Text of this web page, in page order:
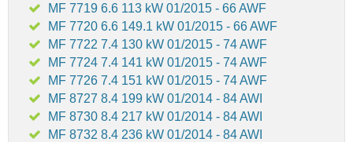
MF 7719 6.6 113 kW 01/2015 - 66 AWF
MF 7720 6.6 149.1 kW 01/2015 - 66 AWF
MF 7722 7.4 130 kW 01/2015 - 74 AWF
MF 7724 7.4 141 kW 01/2015 - 74 AWF
MF 7726 7.4 151 kW 01/2015 - 74 AWF
MF 8727 8.4 199 kW 01/2014 - 84 AWI
MF 8730 8.4 217 kW 01/2014 - 84 AWI
MF 8732 8.4 236 kW 01/2014 - 84 AWI